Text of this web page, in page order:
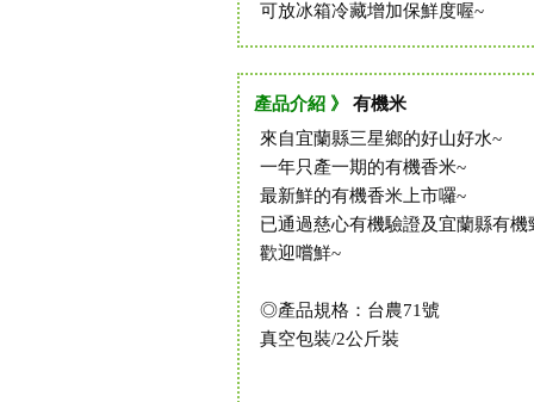
可放冰箱冷藏增加保鮮度喔~
產品介紹 》
有機米
來自宜蘭縣三星鄉的好山好水~
一年只產一期的有機香米~
最新鮮的有機香米上市囉~
已通過慈心有機驗證及宜蘭縣有
歡迎嚐鮮~
◎產品規格：台農71號
真空包裝/2公斤裝